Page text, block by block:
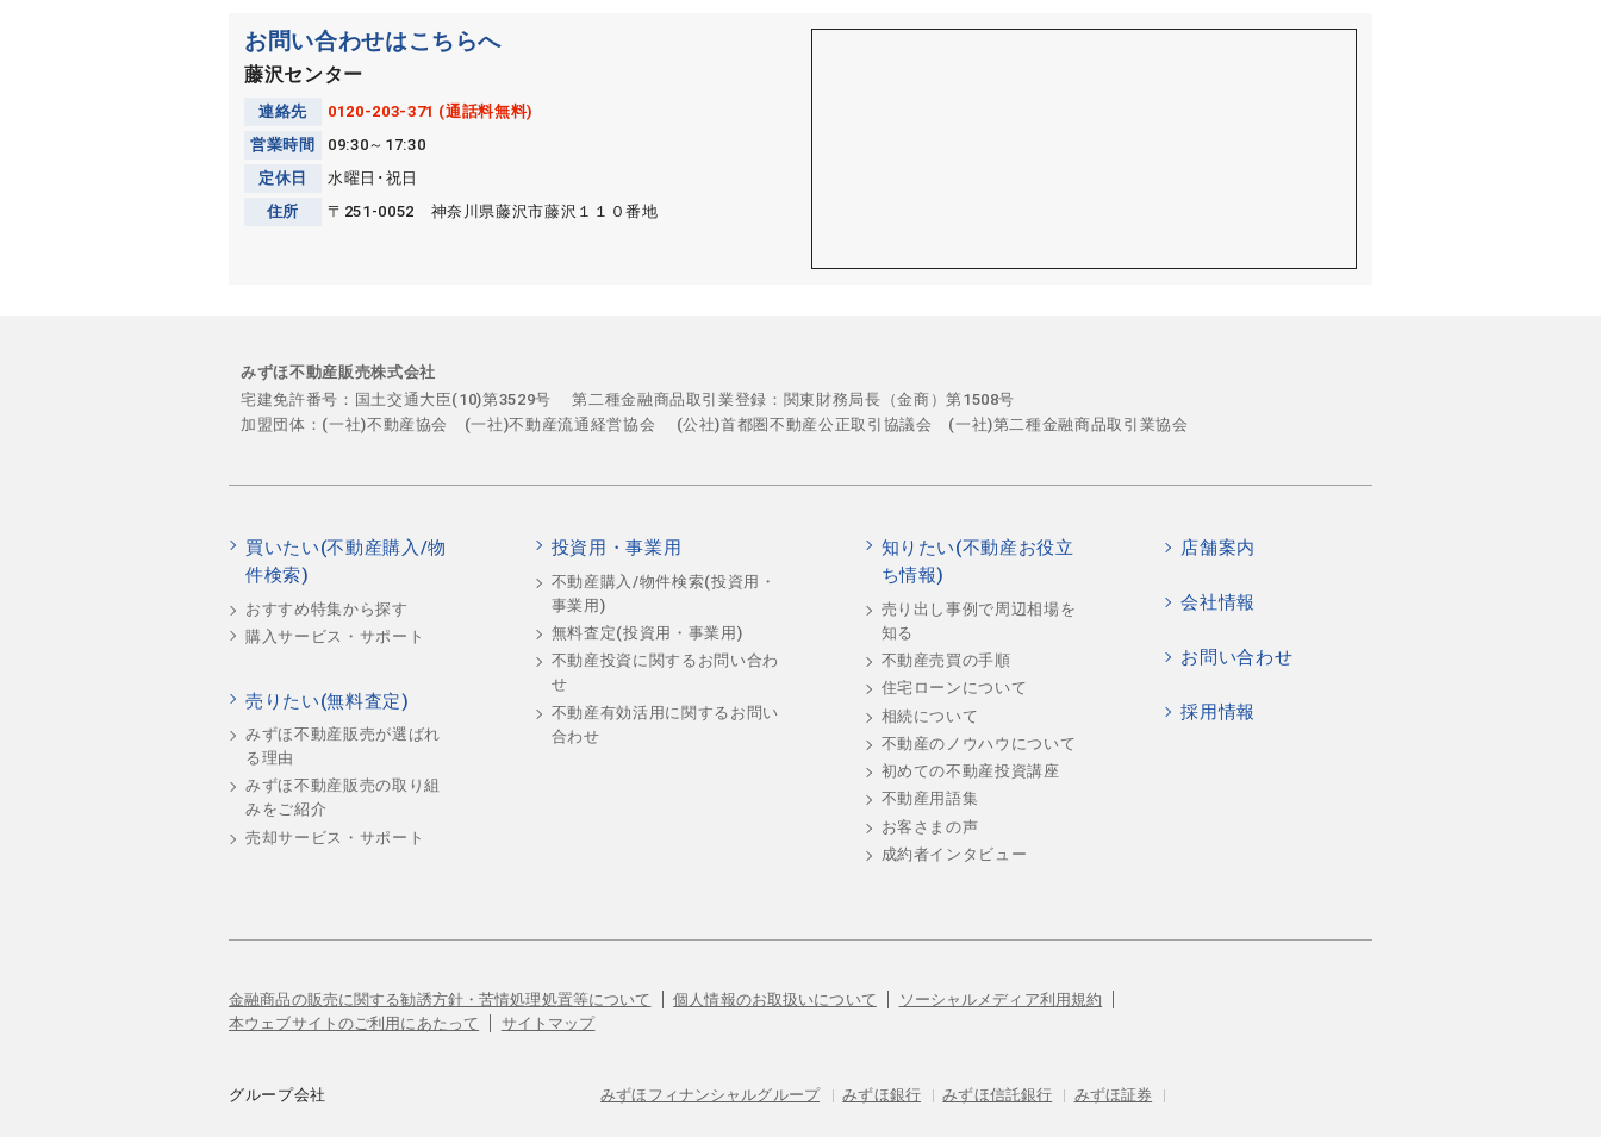
お問い合わせはこちらへ
藤沢センター
連絡先
0120-203-371 (通話料無料)
営業時間
09:30～17:30
定休日
水曜日･祝日
住所
〒251-0052 神奈川県藤沢市藤沢１１０番地
みずほ不動産販売株式会社
宅建免許番号：国土交通大臣(10)第3529号
第二種金融商品取引業登録：関東財務局長（金商）第1508号
加盟団体：(一社)不動産協会 (一社)不動産流通経営協会
(公社)首都圏不動産公正取引協議会 (一社)第二種金融商品取引業協会
買いたい(不動産購入/物
件検索)
おすすめ特集から探す
購入サービス・サポート
売りたい(無料査定)
みずほ不動産販売が選ばれ
る理由
みずほ不動産販売の取り組
みをご紹介
売却サービス・サポート
投資用・事業用
不動産購入/物件検索(投資用・
事業用)
無料査定(投資用・事業用)
不動産投資に関するお問い合わ
せ
不動産有効活用に関するお問い
合わせ
知りたい(不動産お役立
ち情報)
売り出し事例で周辺相場を
知る
不動産売買の手順
住宅ローンについて
相続について
不動産のノウハウについて
初めての不動産投資講座
不動産用語集
お客さまの声
成約者インタビュー
店舗案内
会社情報
お問い合わせ
採用情報
金融商品の販売に関する勧誘方針・苦情処理処置等について 個人情報のお取扱いについて
ソーシャルメディア利用規約
本ウェブサイトのご利用にあたって
サイトマップ
グループ会社 みずほフィナンシャルグループ | みずほ銀行 | みずほ信託銀行 | みずほ証券 |